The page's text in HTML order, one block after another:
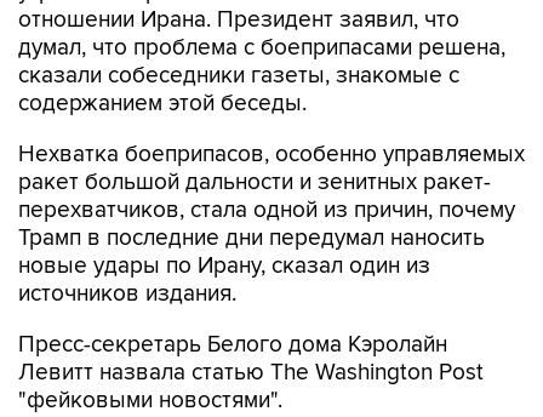
отношении Ирана. Президент заявил, что
думал, что проблема с боеприпасами решена,
сказали собеседники газеты, знакомые с
содержанием этой беседы.
Нехватка боеприпасов, особенно управляемых
ракет большой дальности и зенитных ракет-
перехватчиков, стала одной из причин, почему
Трамп в последние дни передумал наносить
новые удары по Ирану, сказал один из
источников издания.
Пресс-секретарь Белого дома Кэролайн
Левитт назвала статью The Washington Post
"фейковыми новостями".